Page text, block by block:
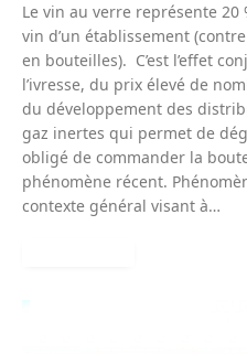
Le vin au verre représente 20
vin d’un établissement
en bouteilles). C’est l’effet
l’ivresse, du prix élevé de
du développement des
gaz inertes qui permet de
obligé de commander la
phénomène récent.
contexte général visant à…